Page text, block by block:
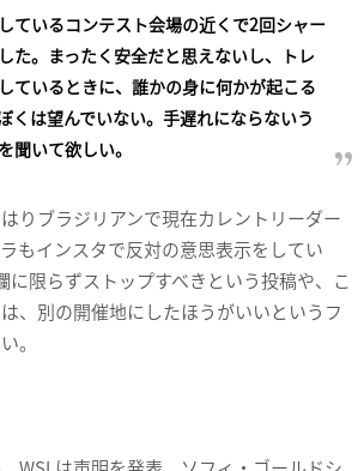
ているコンテスト会場の近くで2回シャー
た。まったく安全だと思えないし、トレ
ているときに、誰かの身に何かが起こる
くは望んでいない。手遅れにならないう
聞いて欲しい。
りブラジリアンで現在カレントリーダー
もインスタで反対の意思表示をしてい
に限らずストップすべきという投稿や、こ
、別の開催地にしたほうがいいというフ
。